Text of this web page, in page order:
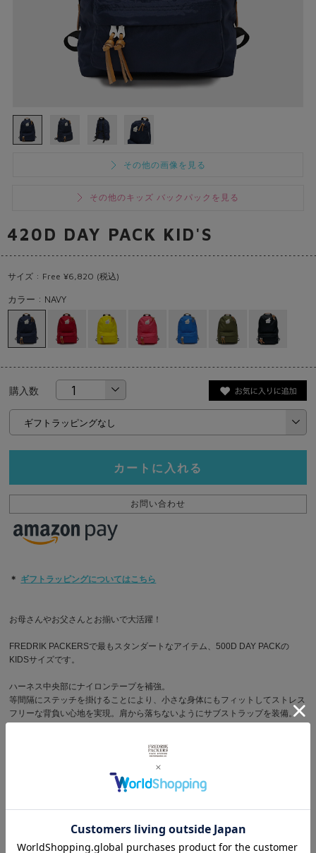
その他の画像を見る
その他のキッズ バックパックを見る
420D DAY PACK KID'S
サイズ : Free ¥6,820 (税込)
カラー : NAVY
購入数
カートに入れる
お問い合わせ
＊ ギフトラッピングについてはこちら
お母さんやお父さんとお揃いで大活躍！
FREDRIK PACKERSで最もスタンダートなアイテム、500D DAY PACKの
KIDSサイズです。
ハーネス中央部にナイロンテープを補強。
等間隔にステッチを掛けることにより、小さな身体にもフィットしてストレス
フリーな背負い心地を実現。肩から落ちないようにサブストラップを装備。
お気に入りのおもちゃや、おやつ、さっと羽織るシェルなどを詰め込んでのお
サイズ